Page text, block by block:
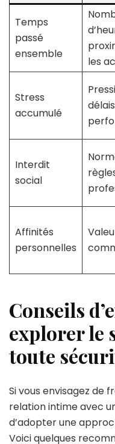
Temps
passé
ensemble
les
Stress
accumulé
Interdit
social
Affinités
personnelles
Conseils
explorer le
toute
Si vous envisagez de
relation intime avec
d’adopter une
Voici quelques